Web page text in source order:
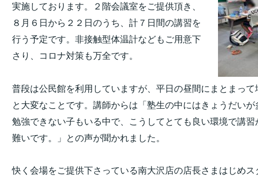
実施しております。２階会議室をご提供頂き、
８月６日から２２日のうち、計７日間の講習を
行う予定です。非接触型体温計などもご用意下
さり、コロナ対策も万全です。
普段は公民館を利用していますが、平日の昼間にまとまっ
と大変なことです。講師からは「塾生の中にはきょうだい
勉強できない子もいる中で、こうしてとても良い環境で講
難いです。」との声が聞かれました。
快く会場をご提供下さっている南大沢店の店長さまはじめス